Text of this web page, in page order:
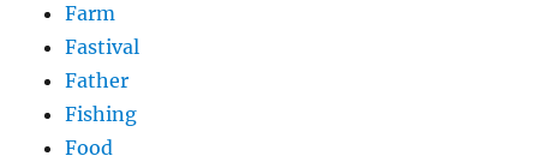
Farm
Fastival
Father
Fishing
Food